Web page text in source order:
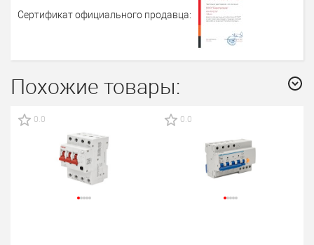
Сертификат официального продавца:
Похожие товары:
0.0 0.0